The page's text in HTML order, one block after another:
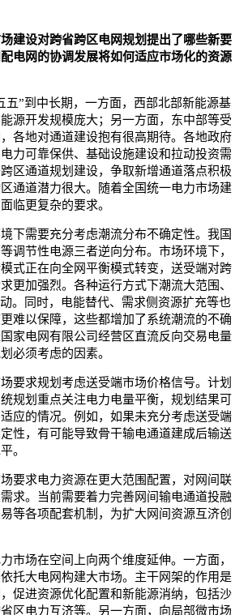
建设对跨省跨区电网规划提出了哪些新要
电网的协调发展将如何适应市场化的资源
五”到中长期，一方面，西部北部新能源基
源开发规模庞大；另一方面，东中部等受
各地对通道建设抱有很高期待。各地政府
力可靠保供、基础设施建设和拉动投资需
区通道规划建设，争取新增通道落点积极
通道潜力很大。随着全国统一电力市场建
临更复杂的要求。
下需要充分考虑潮流分布不确定性。我国
调节性电源三者逆向分布。市场环境下，
式正在向全网平衡模式转变，送受端对跨
更加强烈。各种运行方式下潮流大范围、
。同时，电能替代、需求侧资源扩充等也
难以保障，这些都增加了系统潮流的不确
家电网有限公司经营区直流反向交易电量
必须考虑的因素。
要求规划考虑送受端市场价格信号。计划
规划重点关注电力电量平衡，规划结果可
应的情况。例如，如果未充分考虑送受端
性，有可能导致骨干输电通道建成后输送
。
要求电力资源在更大范围配置，对网间联
求。当前需要着力完善网间输电通道投融
等各项配套机制，为扩大网间资源互济创
市场在空间上向两个维度延伸。一方面，
托大电网构建大市场。主干网架的作用是
促进资源优化配置和新能源消纳，包括沙
区电力互济等。另一方面，向局部微市场